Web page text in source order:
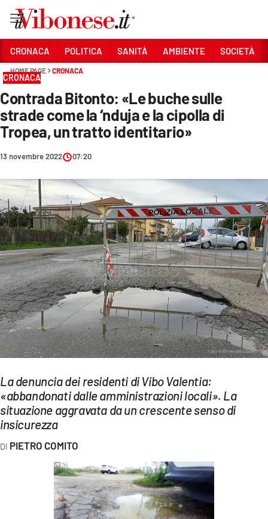
Sezioni
CRONACA
POLITICA
SOCIETÀ
CULTURA
ECONOMIA E LAVORO
EVENTI
SPORT
Streaming
LAC TV
LAC NETWORK
LAC ONAIR
LaC
Network
LACPLAY.IT
CRONACA POLITICA SANITÀ AMBIENTE SOCIETÀ
HOME PAGE CRONACA
CRONACA
Contrada Bitonto: «Le buche sulle
strade come la ‘nduja e la cipolla di
Tropea, un tratto identitario»
13 novembre 2022 07:20
La denuncia dei residenti di Vibo Valentia:
«abbandonati dalle amministrazioni locali». La
situazione aggravata da un crescente senso di
insicurezza
PIETRO COMITO